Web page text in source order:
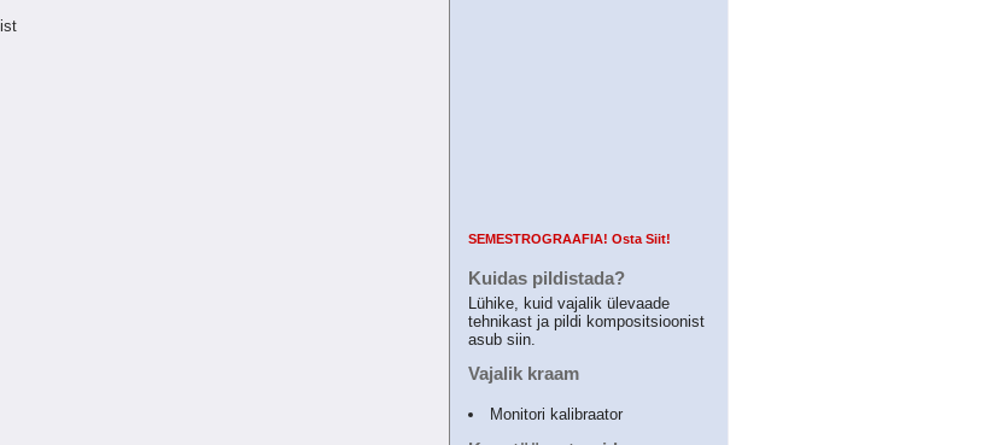
SEMESTROGRAAFIA! Osta Siit!
Kuidas pildistada?
Lühike, kuid vajalik ülevaade
tehnikast ja pildi kompositsioonist
asub siin.
Vajalik kraam
Monitori kalibraator